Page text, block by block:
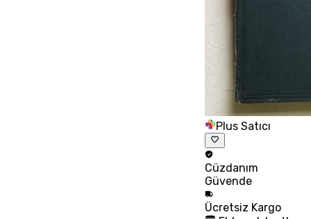
Plus Satıcı
Cüzdanım
Güvende
Ücretsiz Kargo